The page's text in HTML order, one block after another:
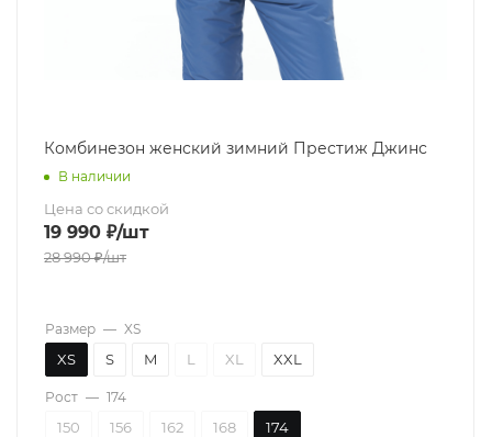
Комбинезон женский зимний Престиж Джинс
В наличии
Цена со скидкой
19 990 ₽/шт
28 990₽/шт
Размер — XS
XS S M L XL XXL
Рост — 174
150 156 162 168 174